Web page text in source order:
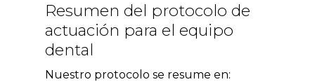
Resumen del protocolo de
actuación para el equipo
dental
Nuestro protocolo se resume en: